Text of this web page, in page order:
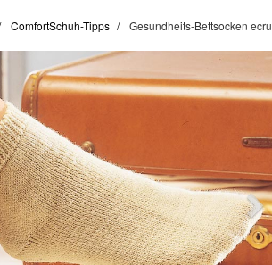
ComfortSchuh-Tipps Gesundheits-Bettsocken